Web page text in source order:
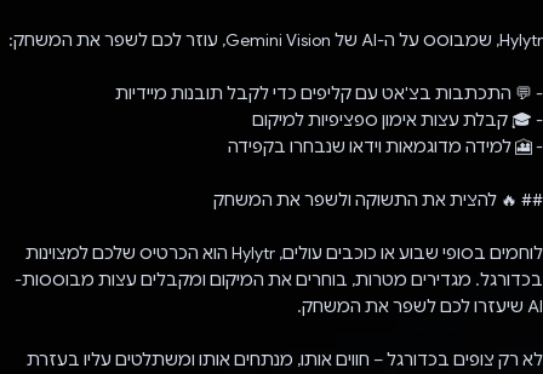
Hylytr, שמבוסס על ה-AI של Gemini Vision, עוזר לכם לשפר את המשחק:
- 💬 התכתבות בצ'אט עם קליפים כדי לקבל תובנות מיידיות
- 🎓 קבלת עצות אימון ספציפיות למיקום
- 🎦 למידה מדוגמאות וידאו שנבחרו בקפידה
## 🔥 להצית את התשוקה ולשפר את המשחק
לוחמים בסופי שבוע או כוכבים עולים, Hylytr הוא הכרטיס שלכם למצוינות
בכדורגל. מגדירים מטרות, בוחרים את המיקום ומקבלים עצות מבוססות-
AI שיעזרו לכם לשפר את המשחק.
לא רק צופים בכדורגל – חווים אותו, מנתחים אותו ומשתלטים עליו בעזרת